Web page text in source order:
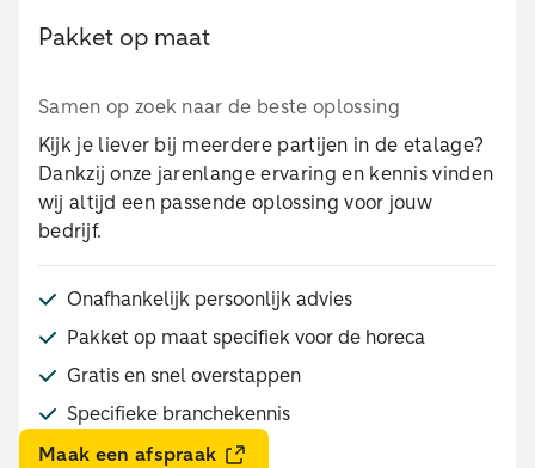
Pakket op maat
Samen op zoek naar de beste oplossing
Kijk je liever bij meerdere partijen in de etalage?
Dankzij onze jarenlange ervaring en kennis vinden
wij altijd een passende oplossing voor jouw
bedrijf.
Onafhankelijk persoonlijk advies
Pakket op maat specifiek voor de horeca
Gratis en snel overstappen
Specifieke branchekennis
Maak een afspraak